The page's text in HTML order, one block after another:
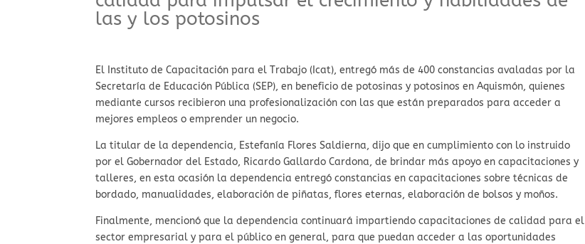
las y los potosinos
El Instituto de Capacitación para el Trabajo (Icat), entregó más de 400 constancias avaladas por la
Secretaría de Educación Pública (SEP), en beneficio de potosinas y potosinos en Aquismón, quienes
mediante cursos recibieron una profesionalización con las que están preparados para acceder a
mejores empleos o emprender un negocio.
La titular de la dependencia, Estefanía Flores Saldierna, dijo que en cumplimiento con lo instruido
por el Gobernador del Estado, Ricardo Gallardo Cardona, de brindar más apoyo en capacitaciones y
talleres, en esta ocasión la dependencia entregó constancias en capacitaciones sobre técnicas de
bordado, manualidades, elaboración de piñatas, flores eternas, elaboración de bolsos y moños.
Finalmente, mencionó que la dependencia continuará impartiendo capacitaciones de calidad para el
sector empresarial y para el público en general, para que puedan acceder a las oportunidades